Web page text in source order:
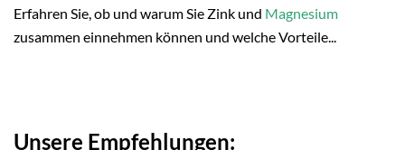
Erfahren Sie, ob und warum Sie Zink und Magnesium
zusammen einnehmen können und welche Vorteile...
Unsere Empfehlungen: